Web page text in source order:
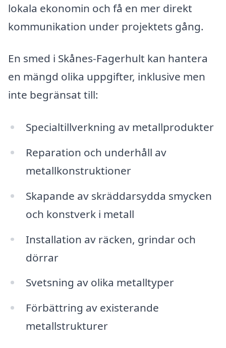
lokala ekonomin och få en mer direkt
kommunikation under projektets gång.
En smed i Skånes-Fagerhult kan hantera
en mängd olika uppgifter, inklusive men
inte begränsat till:
Specialtillverkning av metallprodukter
Reparation och underhåll av
metallkonstruktioner
Skapande av skräddarsydda smycken
och konstverk i metall
Installation av räcken, grindar och
dörrar
Svetsning av olika metalltyper
Förbättring av existerande
metallstrukturer